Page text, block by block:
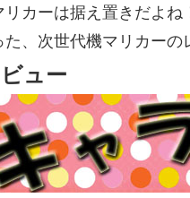
カーは据え置きだよね
、次世代機マリカーの
ュー